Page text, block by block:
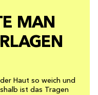
MAN
Haut so weich und
ist das Tragen